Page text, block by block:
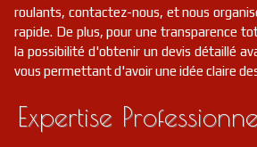
roulants, contactez-nous, et nous
rapide. De plus, pour une transparence
la possibilité d'obtenir un devis détaillé
vous permettant d'avoir une idée claire
Expertise